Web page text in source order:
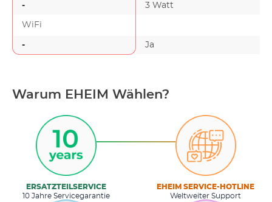
- 3 Watt
WiFi
- Ja
Warum EHEIM Wählen?
ERSATZTEILSERVICE
10 Jahre Servicegarantie
EHEIM SERVICE-HOTLINE
Weltweiter Support